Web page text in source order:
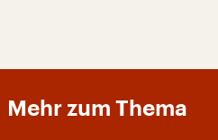
Mehr zum Thema